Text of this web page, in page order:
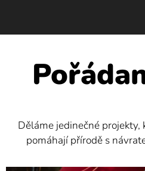
Děláme jedinečné
pomáhají přírodě s